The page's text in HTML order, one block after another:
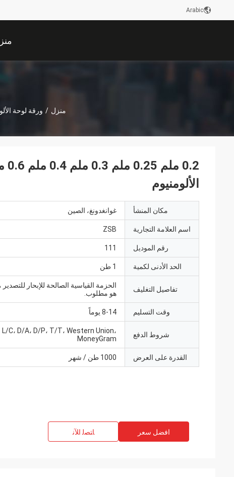
Arabic
منزل / ورقة لوحة
الألومنيوم
مكان المنشأ غوانغدونغ، الصين
اسم العلامة التجارية ZSB
رقم الموديل 111
الحد الأدنى لكمية 1 طن
تفاصيل التغليف
الحزمة القياسية الصالحة للإبحار للتصدير
هو مطلوب.
وقت التسليم 8-14 يوماً
شروط الدفع
L/C، D/A، D/P، T/T، Western Union،
MoneyGram
القدرة على العرض 1000 طن / شهر
افضل سعر ﺎﺘﺼﻟ ﺍﻶﻧ